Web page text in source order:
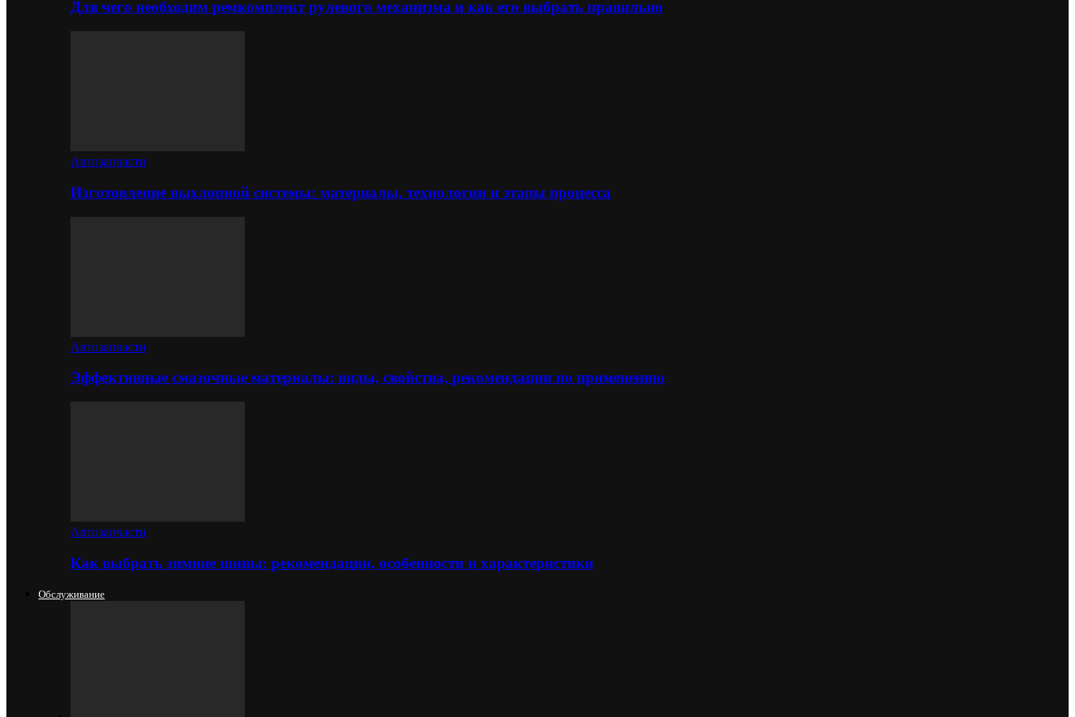
Для чего необходим ремкомплект рулевого механизма и как его выбрать правильно
Автозапчасти
Изготовление выхлопной системы: материалы, технологии и этапы процесса
Автозапчасти
Эффективные смазочные материалы: виды, свойства, рекомендации по применению
Автозапчасти
Как выбрать зимние шины: рекомендации, особенности и характеристики
Обслуживание